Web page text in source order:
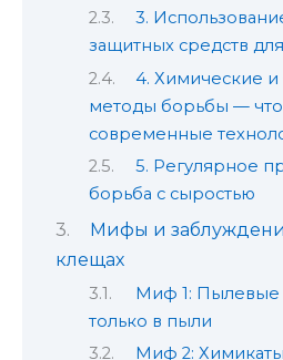
3.
защитных средств
4. Химические и
методы борьбы —
современные
5. Регулярное
борьба с сыростью
Мифы и
клещах
Миф 1: Пылевые
только в пыли
Миф 2: